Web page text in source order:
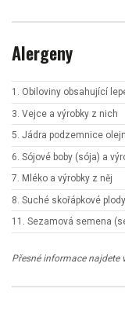
Alergeny
1. Obiloviny obsahující
3. Vejce a výrobky z nich
5. Jádra podzemnice
6. Sójové boby (sója) a
7. Mléko a výrobky z něj
8. Suché skořápkové
11. Sezamová semena
Přesné informace najdete